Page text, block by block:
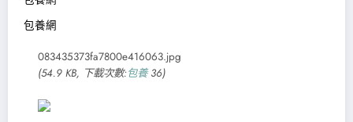
包養網
083435373fa7800e416063.jpg
(54.9 KB, 下載次數:包養36)